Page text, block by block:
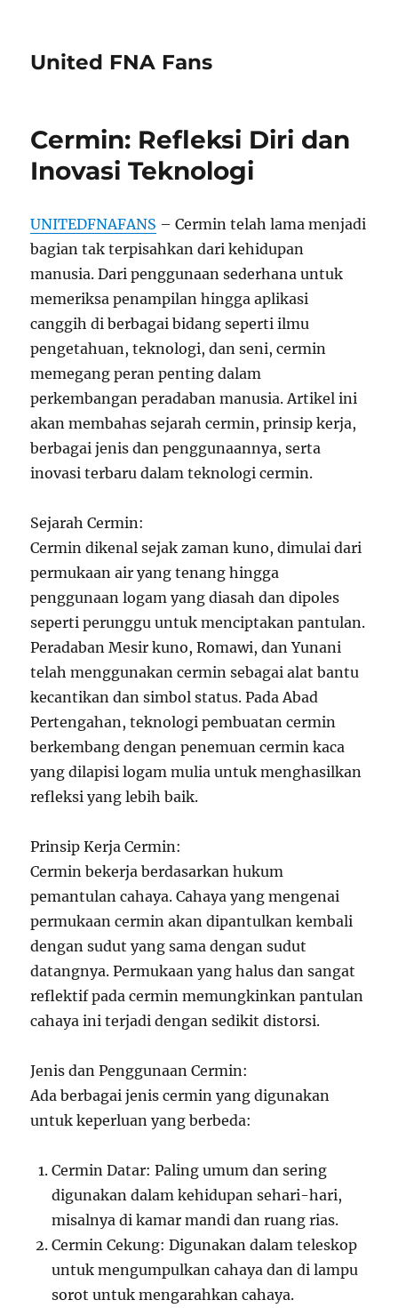
United FNA Fans
Cermin: Refleksi Diri dan
Inovasi Teknologi
UNITEDFNAFANS – Cermin telah lama menjadi
bagian tak terpisahkan dari kehidupan
manusia. Dari penggunaan sederhana untuk
memeriksa penampilan hingga aplikasi
canggih di berbagai bidang seperti ilmu
pengetahuan, teknologi, dan seni, cermin
memegang peran penting dalam
perkembangan peradaban manusia. Artikel ini
akan membahas sejarah cermin, prinsip kerja,
berbagai jenis dan penggunaannya, serta
inovasi terbaru dalam teknologi cermin.
Sejarah Cermin:
Cermin dikenal sejak zaman kuno, dimulai dari
permukaan air yang tenang hingga
penggunaan logam yang diasah dan dipoles
seperti perunggu untuk menciptakan pantulan.
Peradaban Mesir kuno, Romawi, dan Yunani
telah menggunakan cermin sebagai alat bantu
kecantikan dan simbol status. Pada Abad
Pertengahan, teknologi pembuatan cermin
berkembang dengan penemuan cermin kaca
yang dilapisi logam mulia untuk menghasilkan
refleksi yang lebih baik.
Prinsip Kerja Cermin:
Cermin bekerja berdasarkan hukum
pemantulan cahaya. Cahaya yang mengenai
permukaan cermin akan dipantulkan kembali
dengan sudut yang sama dengan sudut
datangnya. Permukaan yang halus dan sangat
reflektif pada cermin memungkinkan pantulan
cahaya ini terjadi dengan sedikit distorsi.
Jenis dan Penggunaan Cermin:
Ada berbagai jenis cermin yang digunakan
untuk keperluan yang berbeda:
Cermin Datar: Paling umum dan sering
digunakan dalam kehidupan sehari-hari,
misalnya di kamar mandi dan ruang rias.
Cermin Cekung: Digunakan dalam teleskop
untuk mengumpulkan cahaya dan di lampu
sorot untuk mengarahkan cahaya.